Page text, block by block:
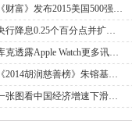
发展奖补政策的通知
亿元支持消除水毁、白蚁
《财富》发布2015美国500强…
行降息0.25个百分点并扩…
克透露Apple Watch更多讯…
《2014胡润慈善榜》朱镕基…
张图看中国经济增速下滑…